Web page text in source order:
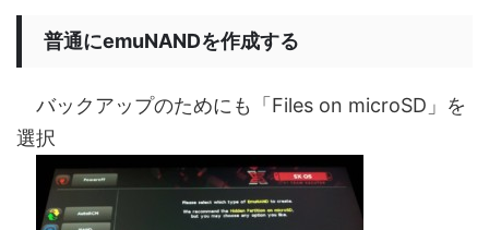
普通にemuNANDを作成する
バックアップのためにも「Files on microSD」を
選択